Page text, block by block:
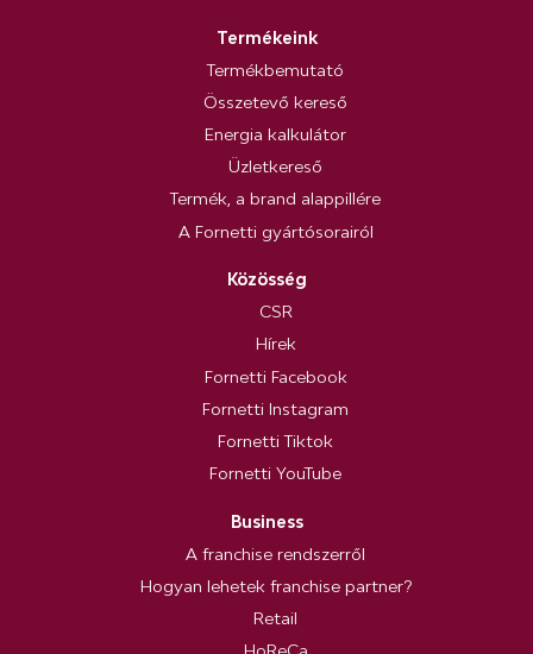
Termékeink
Termékbemutató
Összetevő kereső
Energia kalkulátor
Üzletkereső
Termék, a brand alappillére
A Fornetti gyártósorairól
Közösség
CSR
Hírek
Fornetti Facebook
Fornetti Instagram
Fornetti Tiktok
Fornetti YouTube
Business
A franchise rendszerről
Hogyan lehetek franchise partner?
Retail